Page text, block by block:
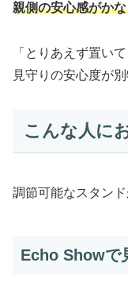
親側の安心感がか
「とりあえず置い
見守りの安心度が別
こんな人に
調節可能なスタン
Echo Showで